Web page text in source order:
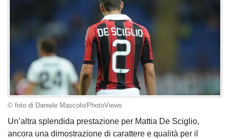
© foto di Daniele Mascolo/PhotoViews
Un’altra splendida prestazione per Mattia De Sciglio,
ancora una dimostrazione di carattere e qualità per il